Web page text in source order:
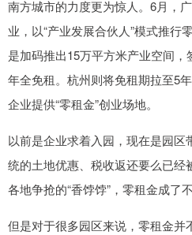
南方城市的力度更为惊人。6月，
业，以“产业发展合伙人”模式推行
是加码推出15万平方米产业空间
年全免租。杭州则将免租期拉至5
企业提供“零租金”创业场地。
以前是企业求着入园，现在是园
统的土地优惠、税收返还要么已经
各地争抢的“香饽饽”，零租金成了
但是对于很多园区来说，零租金并